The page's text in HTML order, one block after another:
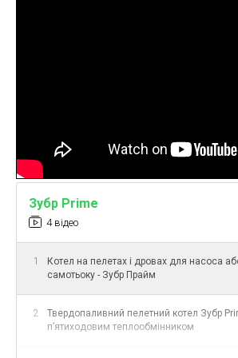
•Термометр электронный– в
комплектации.
•Дымоход Ø160 мм– сменный,
установлен сзади или сверху (есть
• Все дверцы герметичны
•Регулируемые ножки – для
выравнивания на полу.
слева направо.
Зубр Prime
4 відео
1
Котел на пелетах і дровах для насоса
самотьоку - Зубр Прайм
2
Твердопаливний пелетний котел Зубр
пʼятиходовим теплообмінником